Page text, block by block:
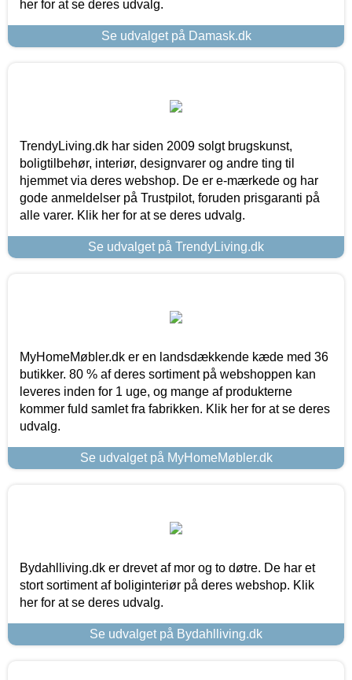
her for at se deres udvalg.
Se udvalget på Damask.dk
TrendyLiving.dk har siden 2009 solgt brugskunst,
boligtilbehør, interiør, designvarer og andre ting til
hjemmet via deres webshop. De er e-mærkede og har
gode anmeldelser på Trustpilot, foruden prisgaranti på
alle varer. Klik her for at se deres udvalg.
Se udvalget på TrendyLiving.dk
MyHomeMøbler.dk er en landsdækkende kæde med 36
butikker. 80 % af deres sortiment på webshoppen kan
leveres inden for 1 uge, og mange af produkterne
kommer fuld samlet fra fabrikken. Klik her for at se deres
udvalg.
Se udvalget på MyHomeMøbler.dk
Bydahlliving.dk er drevet af mor og to døtre. De har et
stort sortiment af boliginteriør på deres webshop. Klik
her for at se deres udvalg.
Se udvalget på Bydahlliving.dk